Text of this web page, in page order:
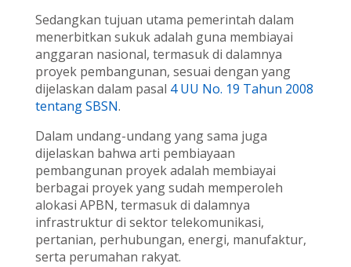
Sedangkan tujuan utama pemerintah dalam
menerbitkan sukuk adalah guna membiayai
anggaran nasional, termasuk di dalamnya
proyek pembangunan, sesuai dengan yang
dijelaskan dalam pasal 4 UU No. 19 Tahun 2008
tentang SBSN.
Dalam undang-undang yang sama juga
dijelaskan bahwa arti pembiayaan
pembangunan proyek adalah membiayai
berbagai proyek yang sudah memperoleh
alokasi APBN, termasuk di dalamnya
infrastruktur di sektor telekomunikasi,
pertanian, perhubungan, energi, manufaktur,
serta perumahan rakyat.